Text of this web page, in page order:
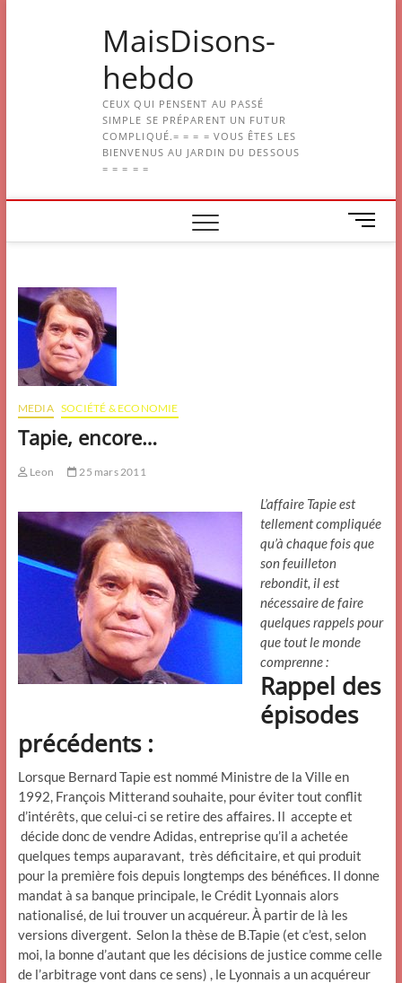
MaisDisons-
hebdo
CEUX QUI PENSENT AU PASSÉ
SIMPLE SE PRÉPARENT UN FUTUR
COMPLIQUÉ.= = = = VOUS ÊTES LES
BIENVENUS AU JARDIN DU DESSOUS
= = = = =
M
e
MEDIA SOCIÉTÉ & ECONOMIE
Tapie, encore…
Leon 25 mars 2011
L’affaire Tapie est
tellement compliquée
qu’à chaque fois que
son feuilleton
rebondit, il est
nécessaire de faire
quelques rappels pour
que tout le monde
comprenne :
Rappel des
épisodes
précédents :
Lorsque Bernard Tapie est nommé Ministre de la Ville en
1992, François Mitterand souhaite, pour éviter tout conflit
d’intérêts, que celui-ci se retire des affaires. Il accepte et
décide donc de vendre Adidas, entreprise qu’il a achetée
quelques temps auparavant, très déficitaire, et qui produit
pour la première fois depuis longtemps des bénéfices. Il donne
mandat à sa banque principale, le Crédit Lyonnais alors
nationalisé, de lui trouver un acquéreur. À partir de là les
versions divergent. Selon la thèse de B.Tapie (et c’est, selon
moi, la bonne d’autant que les décisions de justice comme celle
de l’arbitrage vont dans ce sens) , le Lyonnais a un acquéreur